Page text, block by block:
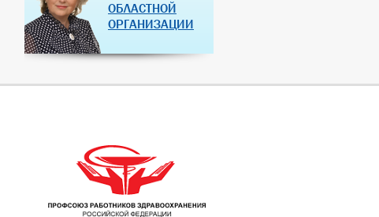
07 Дек 2018ОБЛАСТНОЙ
ОРГАНИЗАЦИИ